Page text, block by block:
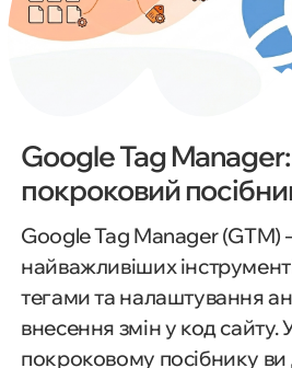
Google Tag
покроковий
Google Tag Manager (GTM)
найважливіших
тегами та налаштування
внесення змін у код сайту.
покроковому посібнику ви